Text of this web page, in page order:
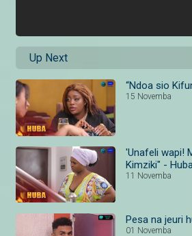
Up Next
“Ndoa sio
15 Novemba
'Unafeli wapi!
Kimziki" -
11 Novemba
Pesa na jeuri
01 Novemba